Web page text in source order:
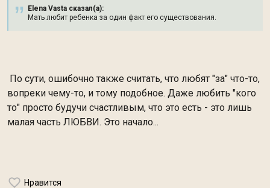
Elena Vasta сказал(а):
Мать любит ребенка за один факт его существования.
По сути, ошибочно также считать, что любят "за" что-то,
вопреки чему-то, и тому подобное. Даже любить "кого
то" просто будучи счастливым, что это есть - это лишь
малая часть ЛЮБВИ. Это начало...
Нравится